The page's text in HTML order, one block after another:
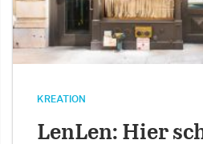
KREATION
LenLen: Hier